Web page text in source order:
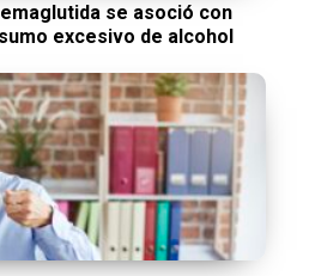
se asoció con
excesivo de alcohol